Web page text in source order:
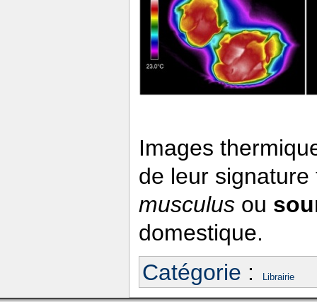
Images
de leur
musculus ou
domestique.
Catégorie : Librairie